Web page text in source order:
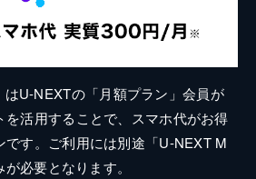
はU-NEXTの「月額プラン」会員が
活用することで、スマホ代がお得
です。ご利用には別途「U-NEXT M
必要となります。